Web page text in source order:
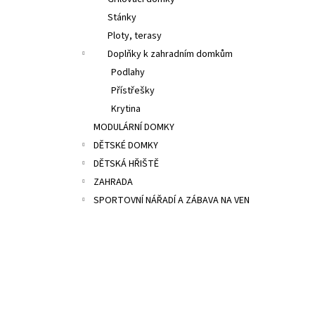
Stánky
Ploty, terasy
Doplňky k zahradním domkům
Podlahy
Přístřešky
Krytina
MODULÁRNÍ DOMKY
DĚTSKÉ DOMKY
DĚTSKÁ HŘIŠTĚ
ZAHRADA
SPORTOVNÍ NÁŘADÍ A ZÁBAVA NA VEN
Původně:36 400 Kč